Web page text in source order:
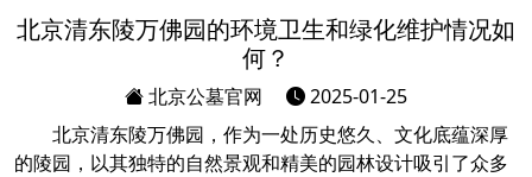
北京清东陵万佛园的环境卫生和绿化维护情况如
何？
北京公墓官网
2025-01-25
北京清东陵万佛园，作为一处历史悠久、文化底蕴深厚
的陵园，以其独特的自然景观和精美的园林设计吸引了众多